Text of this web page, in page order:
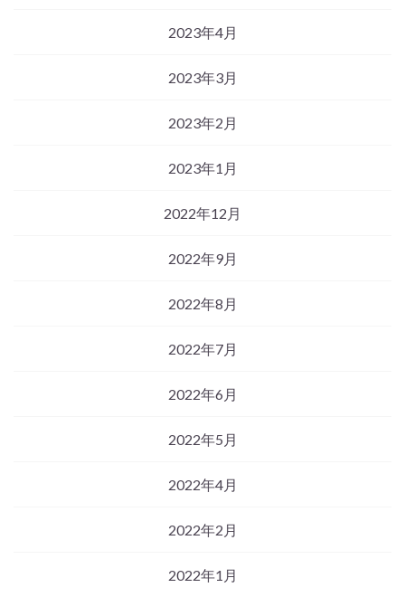
2023年4月
2023年3月
2023年2月
2023年1月
2022年12月
2022年9月
2022年8月
2022年7月
2022年6月
2022年5月
2022年4月
2022年2月
2022年1月